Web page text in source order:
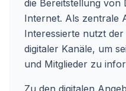
die Bereitstellung von
Internet. Als zentrale
Interessierte nutzt
digitaler Kanäle, um
und Mitglieder zu
Zu den digitalen